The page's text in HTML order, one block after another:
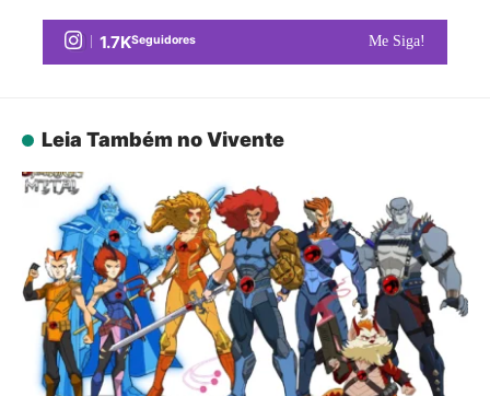
1.7KSeguidores Me Siga!
Leia Também no Vivente